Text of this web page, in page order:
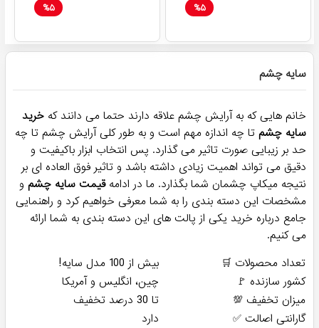
%۵ %۵
سایه چشم
خانم هایی که به آرایش چشم علاقه دارند حتما می دانند که خرید
سایه چشم تا چه اندازه مهم است و به طور کلی آرایش چشم تا چه
حد بر زیبایی صورت تاثیر می گذارد. پس انتخاب ابزار باکیفیت و
دقیق می تواند اهمیت زیادی داشته باشد و تاثیر فوق العاده ای بر
نتیجه میکاپ چشمان شما بگذارد. ما در ادامهقیمت سایه چشم و
مشخصات این دسته بندی را به شما معرفی خواهیم کرد و راهنمایی
جامع درباره خرید یکی از پالت های این دسته بندی به شما ارائه
می کنیم.
تعداد محصولات 🛒
بیش از 100 مدل سایه!
کشور سازنده 🚩
چین، انگلیس و آمریکا
میزان تخفیف 💯
تا 30 درصد تخفیف
گارانتی اصالت ✅
دارد